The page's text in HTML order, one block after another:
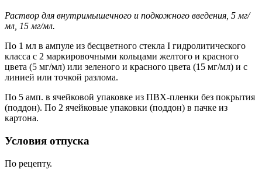
Раствор для внутримышечного и подкожного введения, 5 мг/
мл, 15 мг/мл.
По 1 мл в ампуле из бесцветного стекла I гидролитического
класса с 2 маркировочными кольцами желтого и красного
цвета (5 мг/мл) или зеленого и красного цвета (15 мг/мл) и с
линией или точкой разлома.
По 5 амп. в ячейковой упаковке из ПВХ-пленки без покрытия
(поддон). По 2 ячейковые упаковки (поддон) в пачке из
картона.
Условия отпуска
По рецепту.